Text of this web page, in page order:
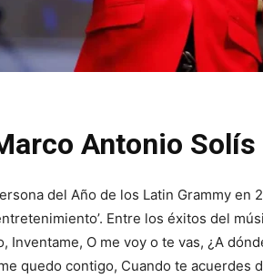
Antonio Solís
del Año de los Latin Grammy en
Entre los éxitos del
Inventame, O me voy o te vas, ¿A
quedo contigo, Cuando te acuerdes